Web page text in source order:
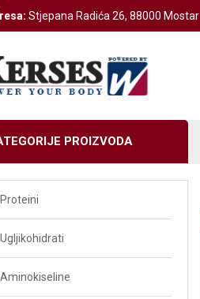
Stjepana Radića 26, 88000 Mostar
PROIZVODA
Weider Izdvojeno
Z-Konzept Izdvojeno